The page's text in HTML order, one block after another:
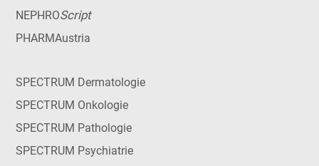
NEPHROScript
PHARMAustria
SPECTRUM Dermatologie
SPECTRUM Onkologie
SPECTRUM Pathologie
SPECTRUM Psychiatrie